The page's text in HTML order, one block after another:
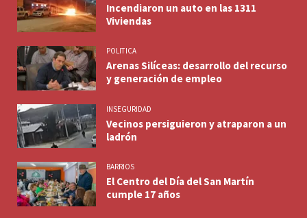
Incendiaron un auto en las 1311
Viviendas
POLITICA
Arenas Silíceas: desarrollo del recurso
y generación de empleo
INSEGURIDAD
Vecinos persiguieron y atraparon a un
ladrón
BARRIOS
El Centro del Día del San Martín
cumple 17 años